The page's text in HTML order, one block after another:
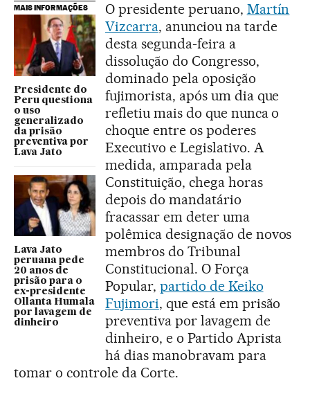
MAIS INFORMAÇÕES
Presidente do
Peru questiona
o uso
generalizado
da prisão
preventiva por
Lava Jato
Lava Jato
peruana pede
20 anos de
prisão para o
ex-presidente
Ollanta Humala
por lavagem de
dinheiro
O presidente peruano, Martín
Vizcarra, anunciou na tarde
desta segunda-feira a
dissolução do Congresso,
dominado pela oposição
fujimorista, após um dia que
refletiu mais do que nunca o
choque entre os poderes
Executivo e Legislativo. A
medida, amparada pela
Constituição, chega horas
depois do mandatário
fracassar em deter uma
polêmica designação de novos
membros do Tribunal
Constitucional. O Força
Popular, partido de Keiko
Fujimori, que está em prisão
preventiva por lavagem de
dinheiro, e o Partido Aprista
há dias manobravam para
tomar o controle da Corte.